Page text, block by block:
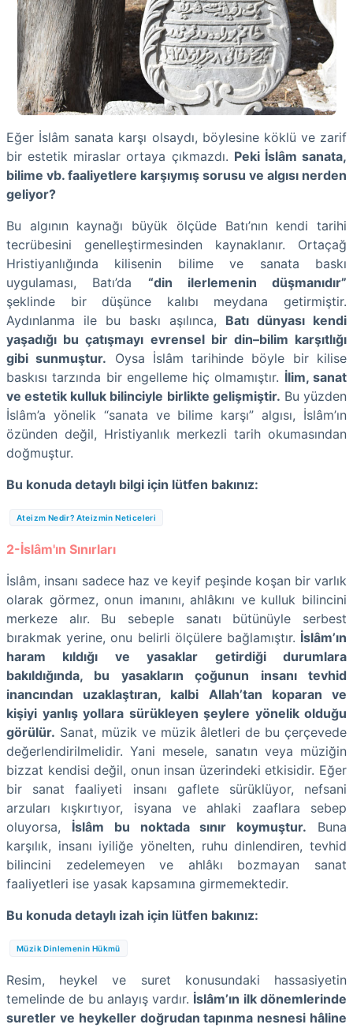
Eğer İslâm sanata karşı olsaydı, böylesine köklü ve zarif
bir estetik miraslar ortaya çıkmazdı. Peki İslâm sanata,
bilime vb. faaliyetlere karşıymış sorusu ve algısı nerden
geliyor?
Bu algının kaynağı büyük ölçüde Batı’nın kendi tarihi
tecrübesini genelleştirmesinden kaynaklanır. Ortaçağ
Hristiyanlığında kilisenin bilime ve sanata baskı
uygulaması, Batı’da “din ilerlemenin düşmanıdır”
şeklinde bir düşünce kalıbı meydana getirmiştir.
Aydınlanma ile bu baskı aşılınca, Batı dünyası kendi
yaşadığı bu çatışmayı evrensel bir din–bilim karşıtlığı
gibi sunmuştur. Oysa İslâm tarihinde böyle bir kilise
baskısı tarzında bir engelleme hiç olmamıştır. İlim, sanat
ve estetik kulluk bilinciyle birlikte gelişmiştir. Bu yüzden
İslâm’a yönelik “sanata ve bilime karşı” algısı, İslâm’ın
özünden değil, Hristiyanlık merkezli tarih okumasından
doğmuştur.
Bu konuda detaylı bilgi için lütfen bakınız:
Ateizm Nedir? Ateizmin Neticeleri
2-İslâm'ın Sınırları
İslâm, insanı sadece haz ve keyif peşinde koşan bir varlık
olarak görmez, onun imanını, ahlâkını ve kulluk bilincini
merkeze alır. Bu sebeple sanatı bütünüyle serbest
bırakmak yerine, onu belirli ölçülere bağlamıştır. İslâm’ın
haram kıldığı ve yasaklar getirdiği durumlara
bakıldığında, bu yasakların çoğunun insanı tevhid
inancından uzaklaştıran, kalbi Allah’tan koparan ve
kişiyi yanlış yollara sürükleyen şeylere yönelik olduğu
görülür. Sanat, müzik ve müzik âletleri de bu çerçevede
değerlendirilmelidir. Yani mesele, sanatın veya müziğin
bizzat kendisi değil, onun insan üzerindeki etkisidir. Eğer
bir sanat faaliyeti insanı gaflete sürüklüyor, nefsani
arzuları kışkırtıyor, isyana ve ahlaki zaaflara sebep
oluyorsa, İslâm bu noktada sınır koymuştur. Buna
karşılık, insanı iyiliğe yönelten, ruhu dinlendiren, tevhid
bilincini zedelemeyen ve ahlâkı bozmayan sanat
faaliyetleri ise yasak kapsamına girmemektedir.
Bu konuda detaylı izah için lütfen bakınız:
Müzik Dinlemenin Hükmü
Resim, heykel ve suret konusundaki hassasiyetin
temelinde de bu anlayış vardır. İslâm’ın ilk dönemlerinde
suretler ve heykeller doğrudan tapınma nesnesi hâline